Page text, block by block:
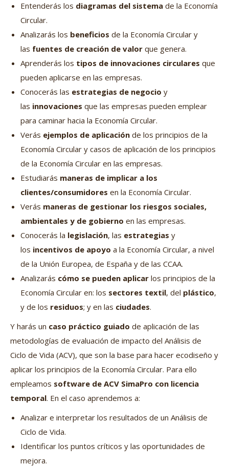
Entenderás los diagramas del sistema de la Economía
Circular.
Analizarás los beneficios de la Economía Circular y
las fuentes de creación de valor que genera.
Aprenderás los tipos de innovaciones circulares que
pueden aplicarse en las empresas.
Conocerás las estrategias de negocio y
las innovaciones que las empresas pueden emplear
para caminar hacia la Economía Circular.
Verás ejemplos de aplicación de los principios de la
Economía Circular y casos de aplicación de los principios
de la Economía Circular en las empresas.
Estudiarás maneras de implicar a los
clientes/consumidores en la Economía Circular.
Verás maneras de gestionar los riesgos sociales,
ambientales y de gobierno en las empresas.
Conocerás la legislación, las estrategias y
los incentivos de apoyo a la Economía Circular, a nivel
de la Unión Europea, de España y de las CCAA.
Analizarás cómo se pueden aplicar los principios de la
Economía Circular en: los sectores textil, del plástico,
y de los residuos; y en las ciudades.
Y harás un caso práctico guiado de aplicación de las
metodologías de evaluación de impacto del Análisis de
Ciclo de Vida (ACV), que son la base para hacer ecodiseño y
aplicar los principios de la Economía Circular. Para ello
empleamos software de ACV SimaPro con licencia
temporal. En el caso aprendemos a:
Analizar e interpretar los resultados de un Análisis de
Ciclo de Vida.
Identificar los puntos críticos y las oportunidades de
mejora.